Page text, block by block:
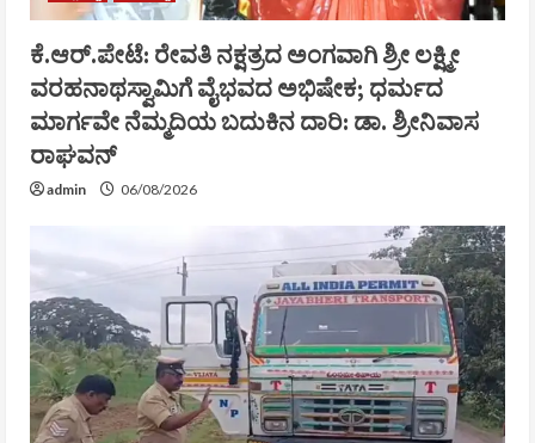
ಕೆ.ಆರ್.ಪೇಟೆ: ರೇವತಿ ನಕ್ಷತ್ರದ ಅಂಗವಾಗಿ ಶ್ರೀ ಲಕ್ಷ್ಮೀ
ವರಹನಾಥಸ್ವಾಮಿಗೆ ವೈಭವದ ಅಭಿಷೇಕ; ಧರ್ಮದ
ಮಾರ್ಗವೇ ನೆಮ್ಮದಿಯ ಬದುಕಿನ ದಾರಿ: ಡಾ. ಶ್ರೀನಿವಾಸ
ರಾಘವನ್
admin 06/08/2026